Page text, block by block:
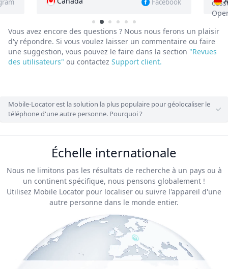
Facebook
cesse me reconnecter à mon compte
Instagram
Vous avez encore des questions ? Nous nous ferons un plaisir
d'y répondre. Si vous voulez laisser un commentaire ou faire
une suggestion, vous pouvez le faire dans la section "Revues
des utilisateurs" ou contactez Support client.
Mobile-Locator est la solution la plus populaire pour géolocaliser le
téléphone d'une autre personne. Pourquoi ?
Échelle internationale
Nous ne limitons pas les résultats de recherche à un pays ou à
un continent spécifique, nous pensons globalement !
Utilisez Mobile Locator pour localiser ou suivre l'appareil d'une
autre personne dans le monde entier.